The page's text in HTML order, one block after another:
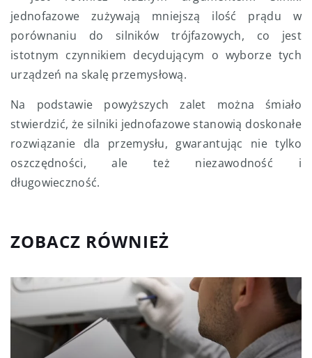
jednofazowe zużywają mniejszą ilość prądu w
porównaniu do silników trójfazowych, co jest
istotnym czynnikiem decydującym o wyborze tych
urządzeń na skalę przemysłową.
Na podstawie powyższych zalet można śmiało
stwierdzić, że silniki jednofazowe stanowią doskonałe
rozwiązanie dla przemysłu, gwarantując nie tylko
oszczędności, ale też niezawodność i
długowieczność.
ZOBACZ RÓWNIEŻ